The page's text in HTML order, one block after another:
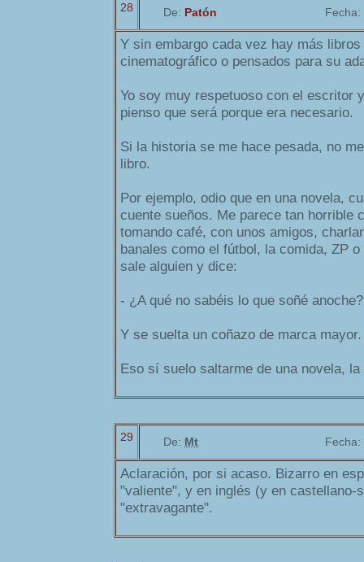
28 De: Patón Fecha:
Y sin embargo cada vez hay más
cinematográfico o pensados para su
Yo soy muy respetuoso con el escritor
pienso que será porque era necesario.
Si la historia se me hace pesada, no
libro.
Por ejemplo, odio que en una novela,
cuente sueños. Me parece tan horrible
tomando café, con unos amigos,
banales como el fútbol, la comida, ZP
sale alguien y dice:
- ¿A qué no sabéis lo que soñé anoche?
Y se suelta un coñazo de marca mayor.
Eso sí suelo saltarme de una novela, la
29 De: Mt Fecha:
Aclaración, por si acaso. Bizarro en
"valiente", y en inglés (y en castellano-
"extravagante".